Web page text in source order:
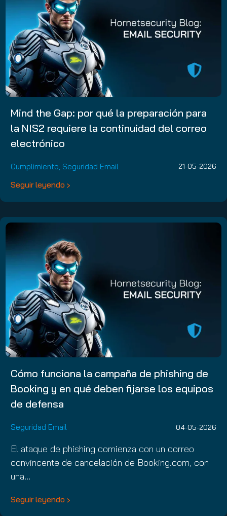
Mind the Gap: por qué la preparación para
la NIS2 requiere la continuidad del correo
electrónico
Cumplimiento, Seguridad Email 21-05-2026
Seguir leyendo
Cómo funciona la campaña de phishing de
Booking y en qué deben fijarse los equipos
de defensa
Seguridad Email 04-05-2026
El ataque de phishing comienza con un correo
convincente de cancelación de Booking.com, con
una…
Seguir leyendo